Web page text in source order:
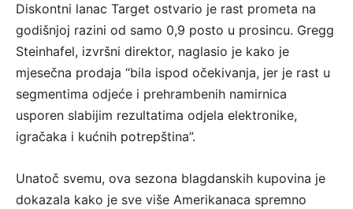
Diskontni lanac Target ostvario je rast prometa na
godišnjoj razini od samo 0,9 posto u prosincu. Gregg
Steinhafel, izvršni direktor, naglasio je kako je
mjesečna prodaja “bila ispod očekivanja, jer je rast u
segmentima odjeće i prehrambenih namirnica
usporen slabijim rezultatima odjela elektronike,
igračaka i kućnih potrepština”.
Unatoč svemu, ova sezona blagdanskih kupovina je
dokazala kako je sve više Amerikanaca spremno